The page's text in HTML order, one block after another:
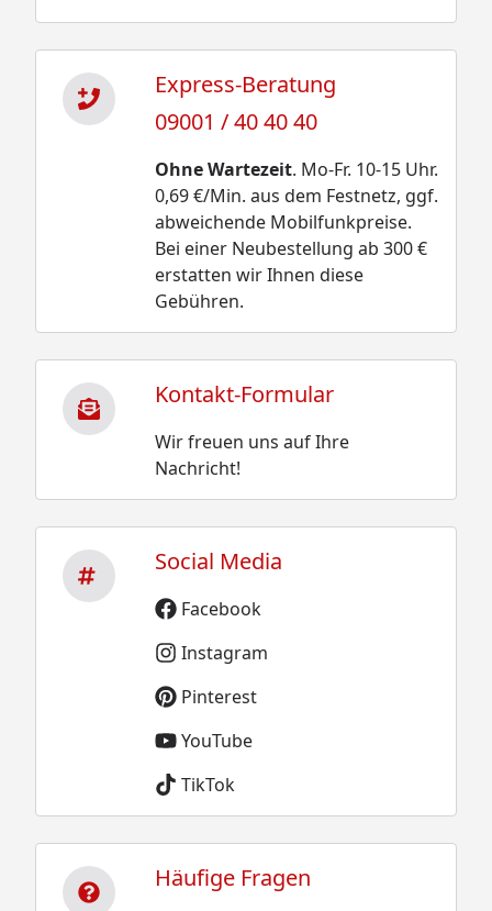
Express-Beratung
09001 / 40 40 40
Ohne Wartezeit. Mo-Fr. 10-15 Uhr.
0,69 €/Min. aus dem Festnetz, ggf.
abweichende Mobilfunkpreise.
Bei einer Neubestellung ab 300 €
erstatten wir Ihnen diese
Gebühren.
Kontakt-Formular
Wir freuen uns auf Ihre
Nachricht!
Social Media
Facebook
Instagram
Pinterest
YouTube
TikTok
Häufige Fragen